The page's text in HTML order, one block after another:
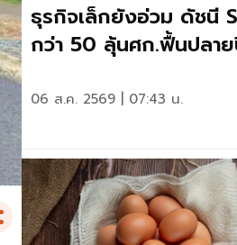
ธุรกิจเล็กยังอ่วม ดัชนี
กว่า 50 ลุ้นศก.ฟื้นปลา
06 ส.ค. 2569 | 07:43 น.